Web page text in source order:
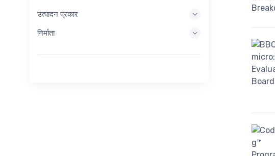
इम्बेडेड प्रशोधन
ऊर्जा सङ्कलन
उत्पादन प्रकार
निर्माता